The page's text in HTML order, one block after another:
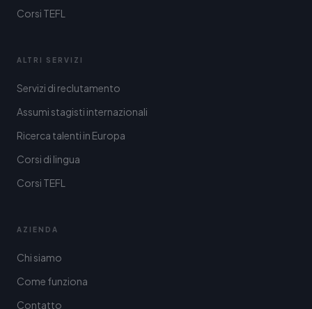
Corsi TEFL
ALTRI SERVIZI
Servizi di reclutamento
Assumi stagisti internazionali
Ricerca talenti in Europa
Corsi di lingua
Corsi TEFL
AZIENDA
Chi siamo
Come funziona
Contatto